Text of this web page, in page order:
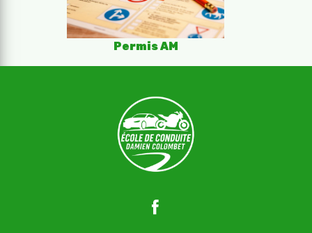
Permis AM